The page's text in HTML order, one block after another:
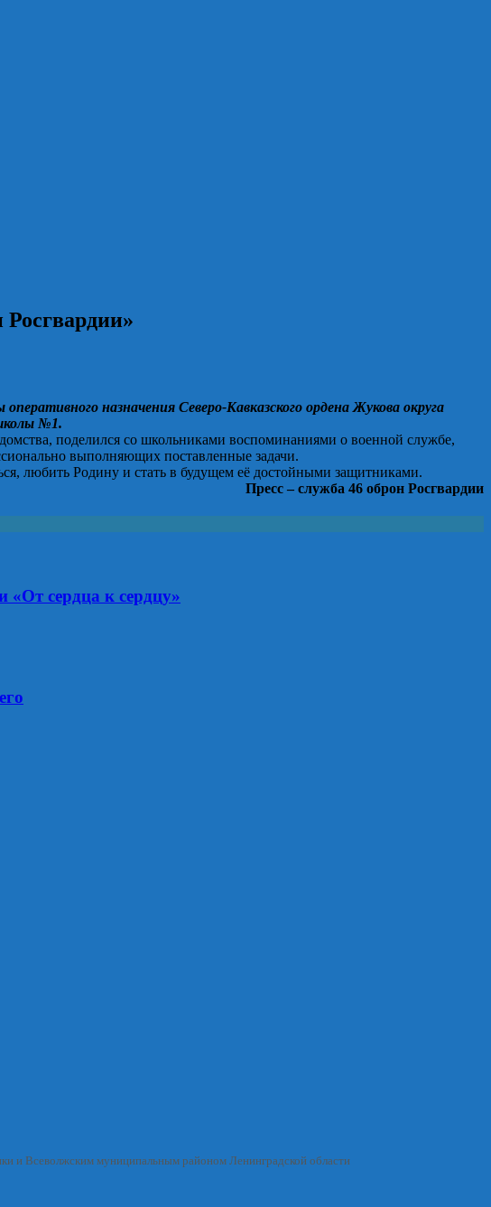
назначения Северо-Кавказского ордена Жукова округа
№1.
поделился со школьниками воспоминаниями о военной службе,
выполняющих поставленные задачи.
любить Родину и стать в будущем её достойными защитниками.
Пресс – служба 46 оброн Росгвардии
«От сердца к сердцу»
и Всеволжским муниципальным районом Ленинградской области